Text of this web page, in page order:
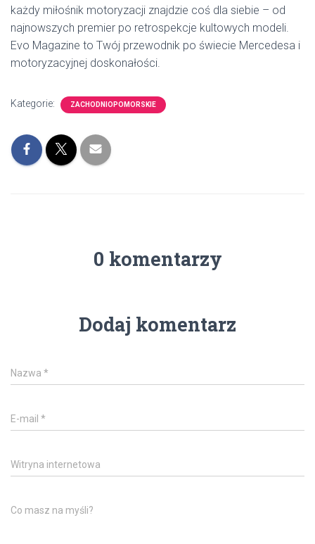
każdy miłośnik motoryzacji znajdzie coś dla siebie – od
najnowszych premier po retrospekcje kultowych modeli.
Evo Magazine to Twój przewodnik po świecie Mercedesa i
motoryzacyjnej doskonałości.
Kategorie: ZACHODNIOPOMORSKIE
0 komentarzy
Dodaj komentarz
Nazwa *
E-mail *
Witryna internetowa
Co masz na myśli?